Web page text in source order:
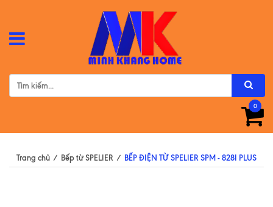
0
Trang chủ / Bếp từ SPELIER / BẾP ĐIỆN TỪ SPELIER SPM - 828I PLUS